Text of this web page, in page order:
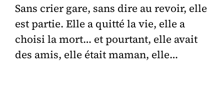
Sans crier gare, sans dire au revoir, elle
est partie. Elle a quitté la vie, elle a
choisi la mort… et pourtant, elle avait
des amis, elle était maman, elle…